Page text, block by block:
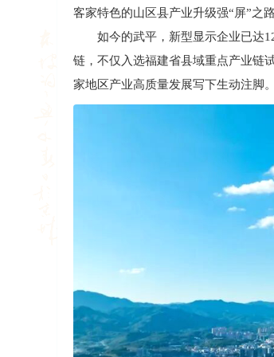
客家特色的山区县产业升级强“屏”之
如今的武平，新型显示企业已达
链，不仅入选福建省县域重点产业链
家地区产业高质量发展写下生动注脚。